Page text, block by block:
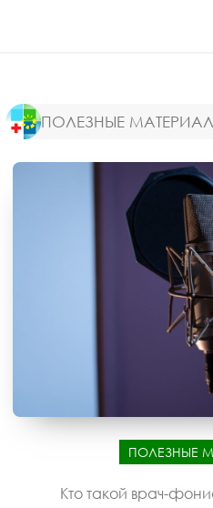
ПОЛЕЗНЫЕ
ПОЛЕЗНЫЕ
Кто такой врач-